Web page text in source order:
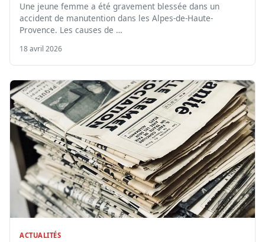
Une jeune femme a été gravement blessée dans un
accident de manutention dans les Alpes-de-Haute-
Provence. Les causes de …
18 avril 2026
ACTUALITÉS